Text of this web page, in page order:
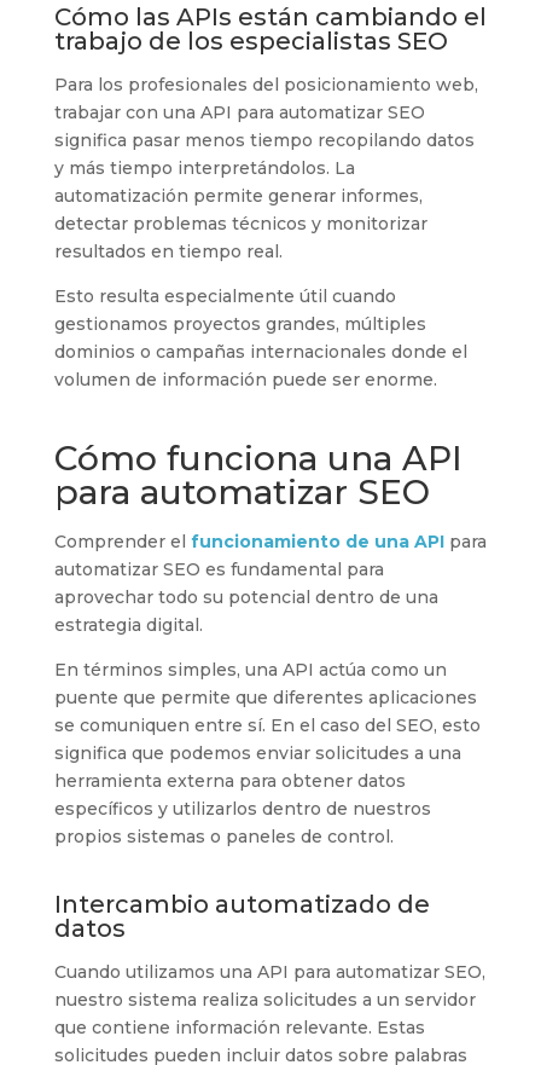
Cómo las APIs están cambiando el
trabajo de los especialistas SEO
Para los profesionales del posicionamiento web,
trabajar con una API para automatizar SEO
significa pasar menos tiempo recopilando datos
y más tiempo interpretándolos. La
automatización permite generar informes,
detectar problemas técnicos y monitorizar
resultados en tiempo real.
Esto resulta especialmente útil cuando
gestionamos proyectos grandes, múltiples
dominios o campañas internacionales donde el
volumen de información puede ser enorme.
Cómo funciona una API
para automatizar SEO
Comprender el funcionamiento de una APIpara
automatizar SEO es fundamental para
aprovechar todo su potencial dentro de una
estrategia digital.
En términos simples, una API actúa como un
puente que permite que diferentes aplicaciones
se comuniquen entre sí. En el caso del SEO, esto
significa que podemos enviar solicitudes a una
herramienta externa para obtener datos
específicos y utilizarlos dentro de nuestros
propios sistemas o paneles de control.
Intercambio automatizado de
datos
Cuando utilizamos una API para automatizar SEO,
nuestro sistema realiza solicitudes a un servidor
que contiene información relevante. Estas
solicitudes pueden incluir datos sobre palabras